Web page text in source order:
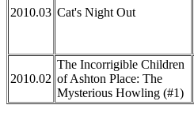
2010.03 Cat's Night Out
2010.02
The Incorrigible Children
of Ashton Place: The
Mysterious Howling (#1)